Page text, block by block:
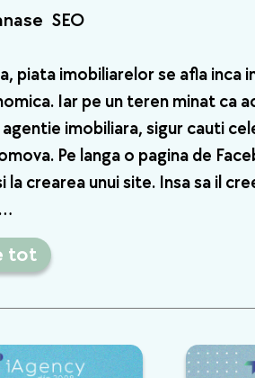
SEO
piata imobiliarelor se afla inca
Iar pe un teren minat ca
imobiliara, sigur cauti
Pe langa o pagina de
la crearea unui site. Insa sa il
tot